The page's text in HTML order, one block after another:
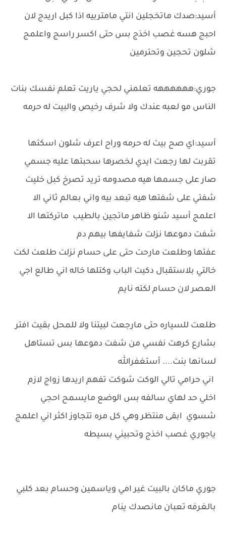
أسيد:صدك ماتخجلين انتي مامتربيه اذا كبل اريدج لان
احبج هسه غصب اخذج بس حتى اكسر راسج واعلمج
شلون تحجين وتحترمين
جوري:ههههههه تعلمني لحجي ياريت تعلم نفسك بنات
الناس مو لعبه عندك ولا شرف رخيص والبيت له حرمه
أسيد:اي صح بيت له حرمه وراح اعرف شلون اسكتها
تقربت لها رجعت ايدي لخصرها سحبتها عليه جسمي
صار على جسمها هيه مصدومه تريد تصرخ كبل خليت
شفتي على شفتها هيه تبعد بيه واني بعالم ثاني الا
اعلمج أسيد شنو ظاهر ماتجين بالطيب ماتركتها الا
شفت دموعها نزلت شفايفها بيهم دم
عفتها وطلعت مارحت حتى على حسام نزلت طلعت لكت
خالتي بلاستقبال دكيت الباب وكتلها خاله اني طالع اجي
العصر لان حسام لكته نايم
طلعت للسياره حتى مارجعت لبيتنا ولا للمحل بقيت افتر
بشارع كرهت نفسي من شفت دموعها بس تستاهل
لسانها بنت.... أستغفرالله
اني حرامي تالي الوكت شوكت تفهم اريدها زواج لازم
اخلي حد لهاي سالفه بس الوضع مايسمح احجي
شسوي ابقى منتظر وهي كل مره تتجاوز اكثر اني اعلمج
ياجوري غصب اخذج وتحبيني بسيطه
جوري ماكان بالبيت غير امي وياسمين وحسام بعد كلبي
بالغرفه تعبان مانصدك ينام